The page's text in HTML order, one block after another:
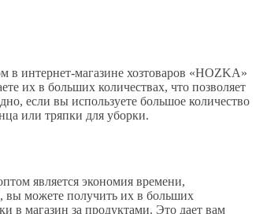
интернет-магазине хозтоваров «HOZKA»
их в больших количествах, что позволяет
если вы используете большое количество
или тряпки для уборки.
является экономия времени,
вы можете получить их в больших
в магазин за продуктами. Это дает вам